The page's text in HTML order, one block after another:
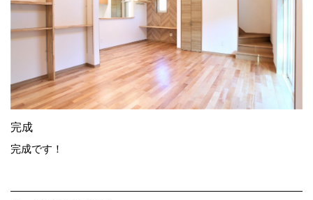
完成
完成です！